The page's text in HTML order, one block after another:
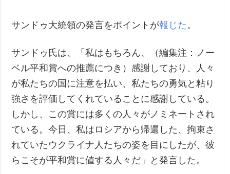
サンドゥ大統領の発言をポイントが報じた 。
サンドゥ氏は、「私はもちろん、（編集注：ノー
ベル平和賞への推薦につき）感謝しており、人々
が私たちの国に注意を払い、私たちの勇気と粘り
強さを評価してくれていることに感謝している。
しかし、この賞には多くの人々がノミネートされ
ている。今日、私はロシアから帰還した、拘束さ
れていたウクライナ人たちの姿を目にしたが、彼
らこそが平和賞に値する人々だ」と発言した。